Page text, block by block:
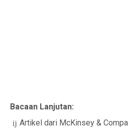
Bacaan Lanjutan:
Artikel dari McKinsey &